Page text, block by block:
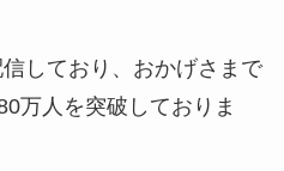
しており、おかげさまで
万人を突破しておりま